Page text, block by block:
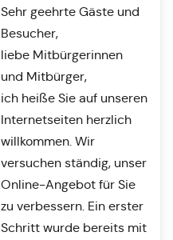
Sehr geehrte Gäste und
Besucher,
liebe Mitbürgerinnen
und Mitbürger,
ich heiße Sie auf unseren
Internetseiten herzlich
willkommen. Wir
versuchen ständig, unser
Online-Angebot für Sie
zu verbessern. Ein erster
Schritt wurde bereits mit